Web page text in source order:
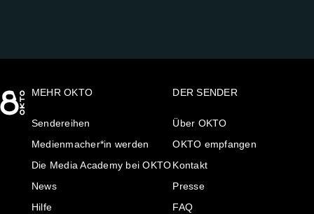
MEHR OKTO
Sendereihen
Medienmacher*in werden
Die Media Academy bei OKTO
News
Hilfe
DER SENDER
Über OKTO
OKTO empfangen
Kontakt
Presse
FAQ